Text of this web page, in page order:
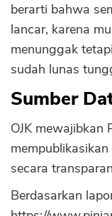
berarti bahwa
lancar, karena
menunggak
sudah lunas
Sumber
OJK mewajibkan
secara
Berdasarkan